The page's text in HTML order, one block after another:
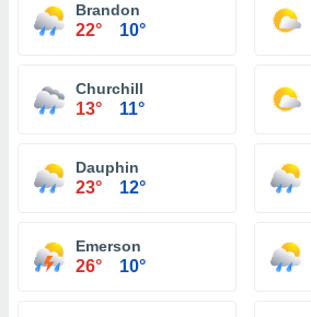
Brandon
22° 10°
Churchill
13° 11°
Dauphin
23° 12°
Emerson
26° 10°